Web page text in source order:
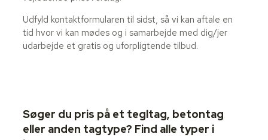
Udfyld kontaktformularen til sidst, så vi kan aftale en
tid hvor vi kan mødes og i samarbejde med dig/jer
udarbejde et gratis og uforpligtende tilbud.
Søger du pris på et tegltag, betontag
eller anden tagtype? Find alle typer i